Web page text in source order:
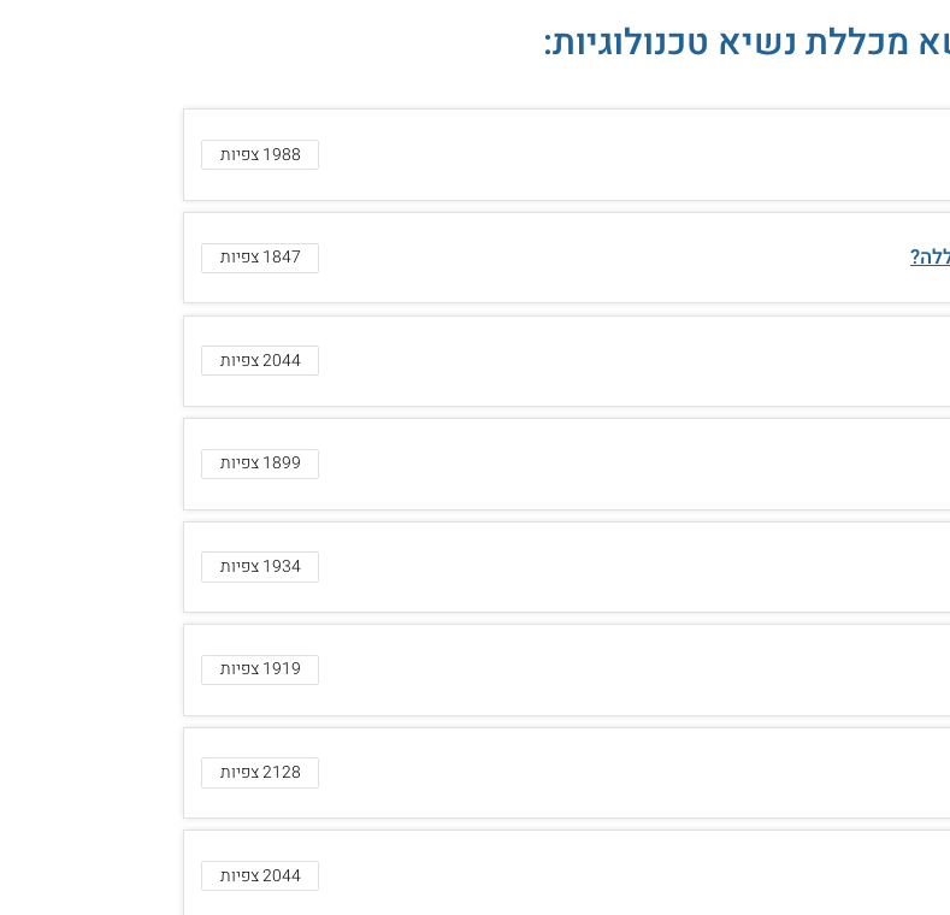
מכללת נשיא טכנולוגיות:
1988 צפיות
1847 צפיות
2044 צפיות
1899 צפיות
1934 צפיות
1919 צפיות
2128 צפיות
2044 צפיות